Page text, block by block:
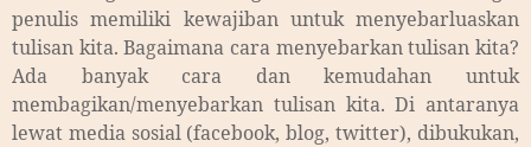
penulis memiliki kewajiban untuk menyebarluaskan
tulisan kita. Bagaimana cara menyebarkan tulisan kita?
Ada banyak cara dan kemudahan untuk
membagikan/menyebarkan tulisan kita. Di antaranya
lewat media sosial (facebook, blog, twitter), dibukukan,